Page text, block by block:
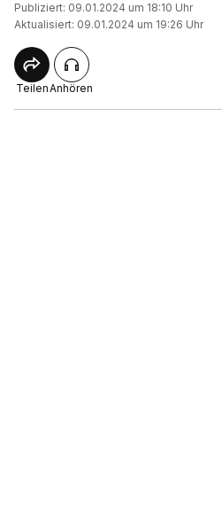
Publiziert: 09.01.2024 um 18:10 Uhr
Aktualisiert: 09.01.2024 um 19:26 Uhr
TeilenAnhören